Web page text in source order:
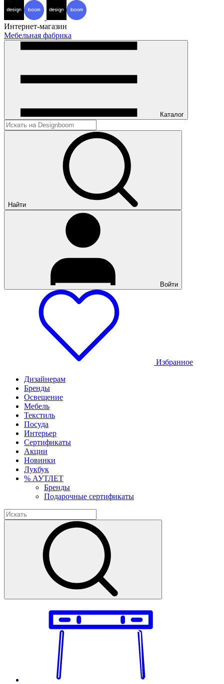
Интернет-магазин
Мебельная фабрика
Каталог
Найти
Войти
Избранное
Дизайнерам
Бренды
Освещение
Мебель
Текстиль
Посуда
Интерьер
Сертификаты
Акции
Новинки
Лукбук
% АУТЛЕТ
Бренды
Подарочные сертификаты